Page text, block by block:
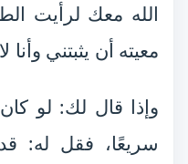
الله معك لرأيت
معيته أن يثبتني وأنا
وإذا قال لك: لو
سريعًا، فقل له: